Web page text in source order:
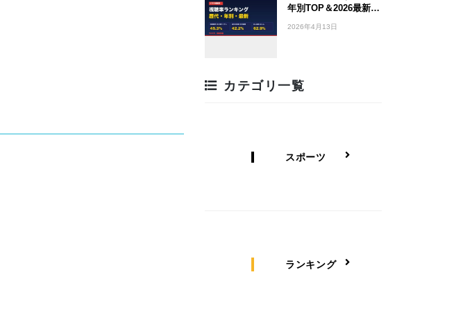
年別TOP＆2026最新…
2026年4月13日
カテゴリ一覧
スポーツ
ランキング